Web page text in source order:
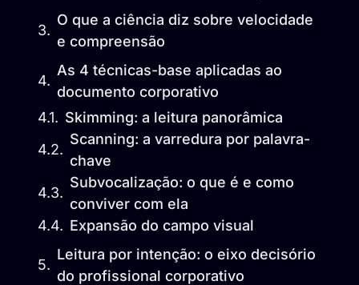
O que a ciência diz sobre velocidade
e compreensão
As 4 técnicas-base aplicadas ao
documento corporativo
Skimming: a leitura panorâmica
Scanning: a varredura por palavra-
chave
Subvocalização: o que é e como
conviver com ela
Expansão do campo visual
Leitura por intenção: o eixo decisório
do profissional corporativo